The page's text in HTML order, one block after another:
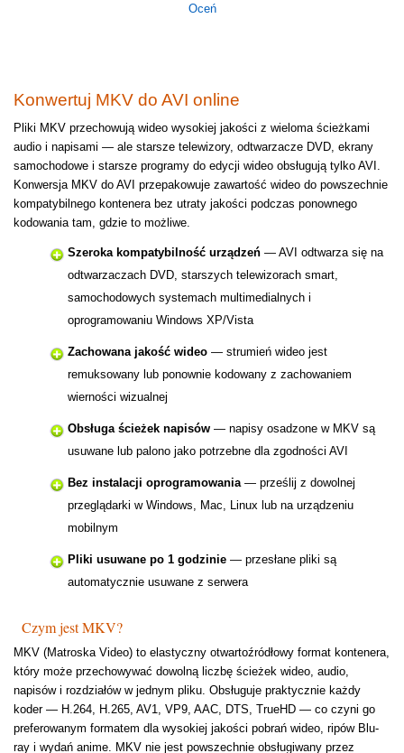
Oceń
Konwertuj MKV do AVI online
Pliki MKV przechowują wideo wysokiej jakości z wieloma ścieżkami
audio i napisami — ale starsze telewizory, odtwarzacze DVD, ekrany
samochodowe i starsze programy do edycji wideo obsługują tylko AVI.
Konwersja MKV do AVI przepakowuje zawartość wideo do powszechnie
kompatybilnego kontenera bez utraty jakości podczas ponownego
kodowania tam, gdzie to możliwe.
Szeroka kompatybilność urządzeń — AVI odtwarza się na
odtwarzaczach DVD, starszych telewizorach smart,
samochodowych systemach multimedialnych i
oprogramowaniu Windows XP/Vista
Zachowana jakość wideo — strumień wideo jest
remuksowany lub ponownie kodowany z zachowaniem
wierności wizualnej
Obsługa ścieżek napisów — napisy osadzone w MKV są
usuwane lub palono jako potrzebne dla zgodności AVI
Bez instalacji oprogramowania— prześlij z dowolnej
przeglądarki w Windows, Mac, Linux lub na urządzeniu
mobilnym
Pliki usuwane po 1 godzinie — przesłane pliki są
automatycznie usuwane z serwera
Czym jest MKV?
MKV (Matroska Video) to elastyczny otwartoźródłowy format kontenera,
który może przechowywać dowolną liczbę ścieżek wideo, audio,
napisów i rozdziałów w jednym pliku. Obsługuje praktycznie każdy
koder — H.264, H.265, AV1, VP9, AAC, DTS, TrueHD — co czyni go
preferowanym formatem dla wysokiej jakości pobrań wideo, ripów Blu-
ray i wydań anime. MKV nie jest powszechnie obsługiwany przez